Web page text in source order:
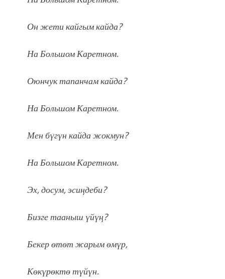
Он жети кайгым кайда?
На Большом Каретном.
Оюнчук тапанчам кайда?
На Большом Каретном.
Мен бүгүн кайда жокмун?
На Большом Каретном.
Эх, досум, эсиӊдеби?
Бизге тааныш үйүӊ?
Бекер өтөт жарым өмүр,
Көкүрөктө түйүн.